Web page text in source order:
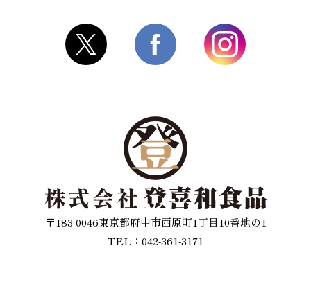
〒183-0046東京都府中市西原町1丁目10番地の1
TEL：042-361-3171